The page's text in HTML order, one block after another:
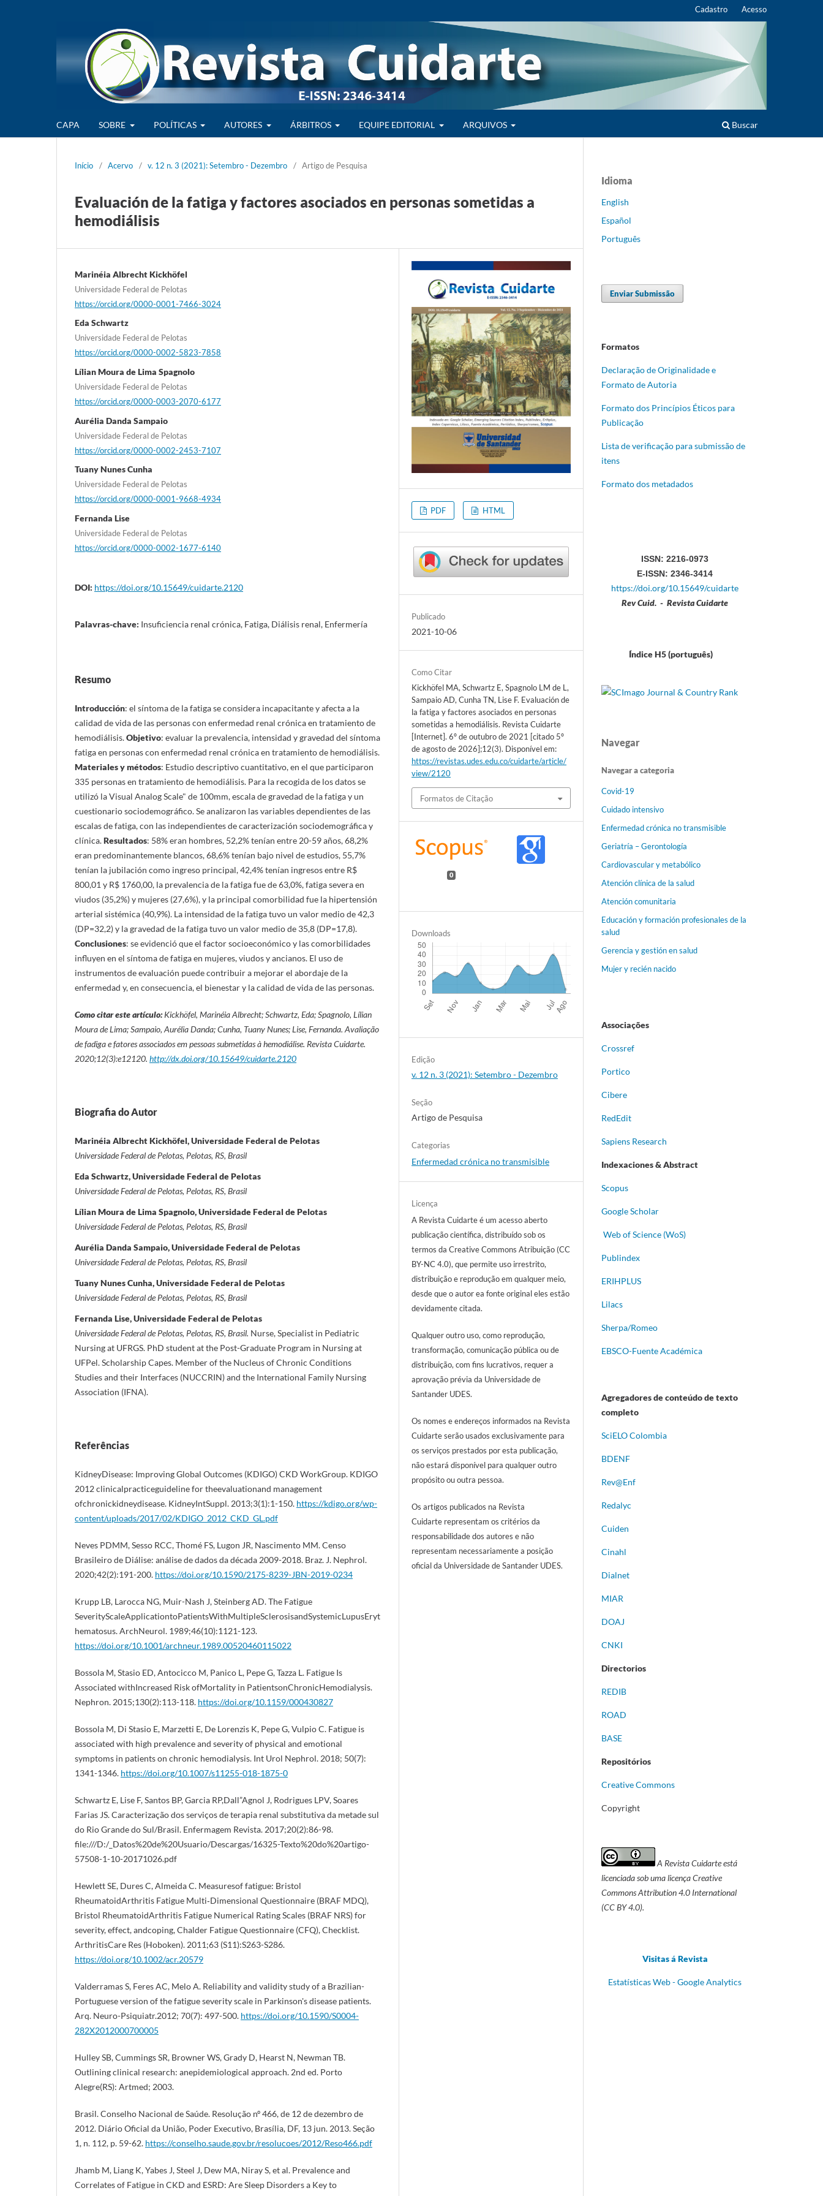
CAPA SOBRE POLÍTICAS AUTORES ÁRBITROS EQUIPE EDITORIAL ARQUIVOS Buscar
Cadastro Acesso
Início / Acervo / v. 12 n. 3 (2021): Setembro - Dezembro / Artigo de Pesquisa
Evaluación de la fatiga y factores asociados en personas sometidas a
hemodiálisis
Marinéia Albrecht Kickhöfel
Universidade Federal de Pelotas
https://orcid.org/0000-0001-7466-3024
Eda Schwartz
Universidade Federal de Pelotas
https://orcid.org/0000-0002-5823-7858
Lílian Moura de Lima Spagnolo
Universidade Federal de Pelotas
https://orcid.org/0000-0003-2070-6177
Aurélia Danda Sampaio
Universidade Federal de Pelotas
https://orcid.org/0000-0002-2453-7107
Tuany Nunes Cunha
Universidade Federal de Pelotas
https://orcid.org/0000-0001-9668-4934
Fernanda Lise
Universidade Federal de Pelotas
https://orcid.org/0000-0002-1677-6140
DOI: https://doi.org/10.15649/cuidarte.2120
Palavras-chave: Insuficiencia renal crónica, Fatiga, Diálisis renal, Enfermería
Resumo
Introducción: el síntoma de la fatiga se considera incapacitante y afecta a la
calidad de vida de las personas con enfermedad renal crónica en tratamiento de
hemodiálisis.Objetivo: evaluar la prevalencia, intensidad y gravedad del síntoma
fatiga en personas con enfermedad renal crónica en tratamiento de hemodiálisis.
Materiales y métodos: Estudio descriptivo cuantitativo, en el que participaron
335 personas en tratamiento de hemodiálisis. Para la recogida de los datos se
utilizó la Visual Analog Scale" de 100mm, escala de gravedad de la fatiga y un
cuestionario sociodemográfico. Se analizaron las variables dependientes de las
escalas de fatiga, con las independientes de caracterización sociodemográfica y
clínica.Resultados: 58% eran hombres, 52,2% tenían entre 20-59 años, 68,2%
eran predominantemente blancos, 68,6% tenían bajo nivel de estudios, 55,7%
tenían la jubilación como ingreso principal, 42,4% tenían ingresos entre R$
800,01 y R$ 1760,00, la prevalencia de la fatiga fue de 63,0%, fatiga severa en
viudos (35,2%) y mujeres (27,6%), y la principal comorbilidad fue la hipertensión
arterial sistémica (40,9%). La intensidad de la fatiga tuvo un valor medio de 42,3
(DP=32,2) y la gravedad de la fatiga tuvo un valor medio de 35,8 (DP=17,8).
Conclusiones: se evidenció que el factor socioeconómico y las comorbilidades
influyen en el síntoma de fatiga en mujeres, viudos y ancianos. El uso de
instrumentos de evaluación puede contribuir a mejorar el abordaje de la
enfermedad y, en consecuencia, el bienestar y la calidad de vida de las personas.
Como citar este artículo: Kickhöfel, Marinéia Albrecht;Schwartz, Eda; Spagnolo, Lílian
Moura de Lima; Sampaio, Aurélia Danda; Cunha, Tuany Nunes; Lise, Fernanda. Avaliação
de fadiga e fatores associados em pessoas submetidas à hemodiálise. Revista Cuidarte.
2020;12(3):e12120. http://dx.doi.org/10.15649/cuidarte.2120
Biografia do Autor
Marinéia Albrecht Kickhöfel, Universidade Federal de Pelotas
Universidade Federal de Pelotas, Pelotas, RS, Brasil
Eda Schwartz, Universidade Federal de Pelotas
Universidade Federal de Pelotas, Pelotas, RS, Brasil
Lílian Moura de Lima Spagnolo, Universidade Federal de Pelotas
Universidade Federal de Pelotas, Pelotas, RS, Brasil
Aurélia Danda Sampaio, Universidade Federal de Pelotas
Universidade Federal de Pelotas, Pelotas, RS, Brasil
Tuany Nunes Cunha, Universidade Federal de Pelotas
Universidade Federal de Pelotas, Pelotas, RS, Brasil
Fernanda Lise, Universidade Federal de Pelotas
Universidade Federal de Pelotas, Pelotas, RS, Brasil. Nurse, Specialist in Pediatric
Nursing at UFRGS. PhD student at the Post-Graduate Program in Nursing at
UFPel. Scholarship Capes. Member of the Nucleus of Chronic Conditions
Studies and their Interfaces (NUCCRIN) and the International Family Nursing
Association (IFNA).
Referências
KidneyDisease: Improving Global Outcomes (KDIGO) CKD WorkGroup. KDIGO
2012 clinicalpracticeguideline for theevaluationand management
ofchronickidneydisease. KidneyIntSuppl. 2013;3(1):1-150. https://kdigo.org/wp-
content/uploads/2017/02/KDIGO_2012_CKD_GL.pdf
Neves PDMM, Sesso RCC, Thomé FS, Lugon JR, Nascimento MM. Censo
Brasileiro de Diálise: análise de dados da década 2009-2018. Braz. J. Nephrol.
2020;42(2):191-200. https://doi.org/10.1590/2175-8239-JBN-2019-0234
Krupp LB, Larocca NG, Muir-Nash J, Steinberg AD. The Fatigue
SeverityScaleApplicationtoPatientsWithMultipleSclerosisandSystemicLupusEryt
hematosus. ArchNeurol. 1989;46(10):1121-123.
https://doi.org/10.1001/archneur.1989.00520460115022
Bossola M, Stasio ED, Antocicco M, Panico L, Pepe G, Tazza L. Fatigue Is
Associated withIncreased Risk ofMortality in PatientsonChronicHemodialysis.
Nephron. 2015;130(2):113-118. https://doi.org/10.1159/000430827
Bossola M, Di Stasio E, Marzetti E, De Lorenzis K, Pepe G, Vulpio C. Fatigue is
associated with high prevalence and severity of physical and emotional
symptoms in patients on chronic hemodialysis. Int Urol Nephrol. 2018; 50(7):
1341-1346. https://doi.org/10.1007/s11255-018-1875-0
Schwartz E, Lise F, Santos BP, Garcia RP,Dall”Agnol J, Rodrigues LPV, Soares
Farias JS. Caracterização dos serviços de terapia renal substitutiva da metade sul
do Rio Grande do Sul/Brasil. Enfermagem Revista. 2017;20(2):86-98.
file:///D:/_Datos%20de%20Usuario/Descargas/16325-Texto%20do%20artigo-
57508-1-10-20171026.pdf
Hewlett SE, Dures C, Almeida C. Measuresof fatigue: Bristol
RheumatoidArthritis Fatigue Multi‐Dimensional Questionnaire (BRAF MDQ),
Bristol RheumatoidArthritis Fatigue Numerical Rating Scales (BRAF NRS) for
severity, effect, andcoping, Chalder Fatigue Questionnaire (CFQ), Checklist.
ArthritisCare Res (Hoboken). 2011;63 (S11):S263-S286.
https://doi.org/10.1002/acr.20579
Valderramas S, Feres AC, Melo A. Reliability and validity study of a Brazilian-
Portuguese version of the fatigue severity scale in Parkinson's disease patients.
Arq. Neuro-Psiquiatr.2012; 70(7): 497-500. https://doi.org/10.1590/S0004-
282X2012000700005
Hulley SB, Cummings SR, Browner WS, Grady D, Hearst N, Newman TB.
Outlining clinical research: anepidemiological approach. 2nd ed. Porto
Alegre(RS): Artmed; 2003.
Brasil. Conselho Nacional de Saúde. Resolução nº 466, de 12 de dezembro de
2012. Diário Oficial da União, Poder Executivo, Brasília, DF, 13 jun. 2013. Seção
1, n. 112, p. 59-62. https://conselho.saude.gov.br/resolucoes/2012/Reso466.pdf
Jhamb M, Liang K, Yabes J, Steel J, Dew MA, Niray S, et al. Prevalence and
Correlates of Fatigue in CKD and ESRD: Are Sleep Disorders a Key to
PDF HTML
Publicado
2021-10-06
Como Citar
Kickhöfel MA, Schwartz E, Spagnolo LM de L,
Sampaio AD, Cunha TN, Lise F. Evaluación de
la fatiga y factores asociados en personas
sometidas a hemodiálisis. Revista Cuidarte
[Internet]. 6º de outubro de 2021 [citado 5º
de agosto de 2026];12(3). Disponível em:
https://revistas.udes.edu.co/cuidarte/article/
view/2120
Formatos de Citação
0
Downloads
Edição
v. 12 n. 3 (2021): Setembro - Dezembro
Seção
Artigo de Pesquisa
Categorias
Enfermedad crónica no transmisible
Licença
A Revista Cuidarte é um acesso aberto
publicação científica, distribuído sob os
termos da Creative Commons Atribuição (CC
BY-NC 4.0), que permite uso irrestrito,
distribuição e reprodução em qualquer meio,
desde que o autor ea fonte original eles estão
devidamente citada.
Qualquer outro uso, como reprodução,
transformação, comunicação pública ou de
distribuição, com fins lucrativos, requer a
aprovação prévia da Universidade de
Santander UDES.
Os nomes e endereços informados na Revista
Cuidarte serão usados exclusivamente para
os serviços prestados por esta publicação,
não estará disponível para qualquer outro
propósito ou outra pessoa.
Os artigos publicados na Revista
Cuidarte representam os critérios da
responsabilidade dos autores e não
representam necessariamente a posição
oficial da Universidade de Santander UDES.
Idioma
English
Español
Português
Enviar Submissão
Formatos
Declaração de Originalidade e
Formato de Autoria
Formato dos Princípios Éticos para
Publicação
Lista de verificação para submissão de
itens
Formato dos metadados
ISSN: 2216-0973
E-ISSN: 2346-3414
https://doi.org/10.15649/cuidarte
Rev Cuid. - Revista Cuidarte
Índice H5 (português)
Navegar
Navegar a categoria
Covid-19
Cuidado intensivo
Enfermedad crónica no transmisible
Geriatría – Gerontología
Cardiovascular y metabólico
Atención clínica de la salud
Atención comunitaria
Educación y formación profesionales de la
salud
Gerencia y gestión en salud
Mujer y recién nacido
Associações
Crossref
Portico
Cibere
RedEdit
Sapiens Research
Indexaciones & Abstract
Scopus
Google Scholar
Web of Science (WoS)
Publindex
ERIHPLUS
Lilacs
Sherpa/Romeo
EBSCO-Fuente Académica
Agregadores de conteúdo de texto
completo
SciELO Colombia
BDENF
Rev@Enf
Redalyc
Cuiden
Cinahl
Dialnet
MIAR
DOAJ
CNKI
Directorios
REDIB
ROAD
BASE
Repositórios
Creative Commons
Copyright
A Revista Cuidarte está
licenciada sob uma licença Creative
Commons Attribution 4.0 International
(CC BY 4.0).
Visitas á Revista
Estatísticas Web - Google Analytics